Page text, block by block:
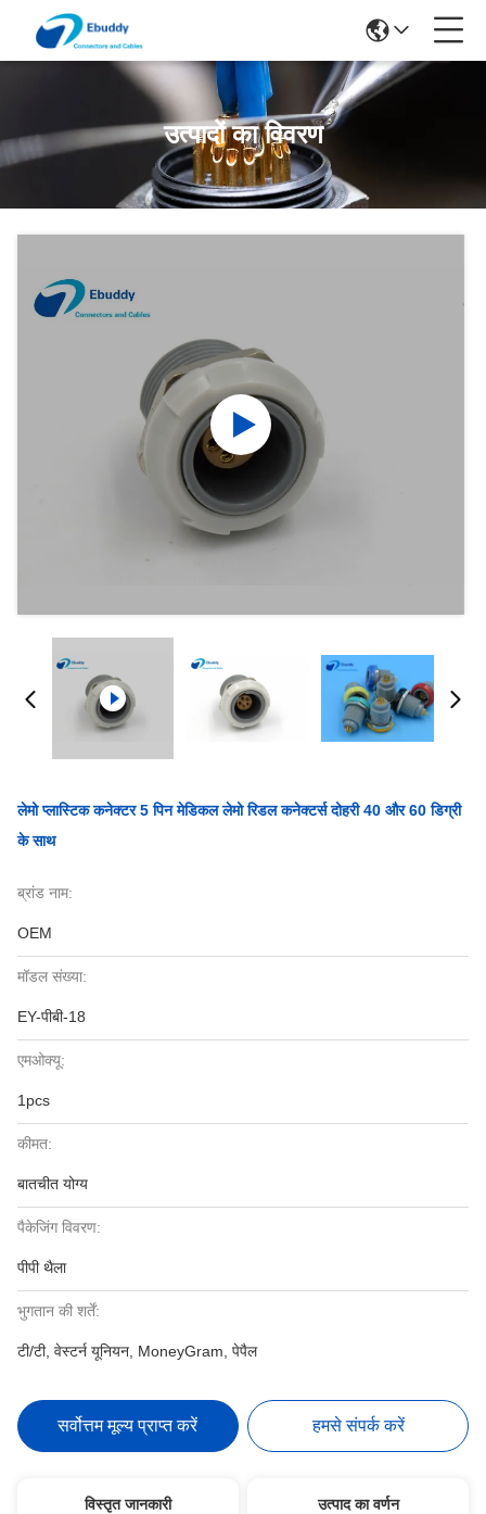
उत्पादों का विवरण
लेमो प्लास्टिक कनेक्टर 5 पिन मेडिकल लेमो रिडल कनेक्टर्स दोहरी 40 और 60 डिग्री
के साथ
ब्रांड नाम:
OEM
मॉडल संख्या:
EY-पीबी-18
एमओक्यू:
1pcs
कीमत:
बातचीत योग्य
पैकेजिंग विवरण:
पीपी थैला
भुगतान की शर्तें:
टी/टी, वेस्टर्न यूनियन, MoneyGram, पेपैल
सर्वोत्तम मूल्य प्राप्त करें हमसे संपर्क करें
विस्तृत जानकारी उत्पाद का वर्णन